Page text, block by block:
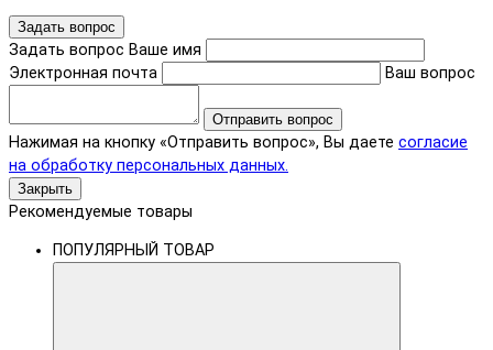
Задать вопрос
Задать вопрос Ваше имя
Электронная почта
Ваш вопрос
Отправить вопрос
Нажимая на кнопку «Отправить вопрос», Вы даете согласие
на обработку персональных данных.
Закрыть
Рекомендуемые товары
ПОПУЛЯРНЫЙ ТОВАР